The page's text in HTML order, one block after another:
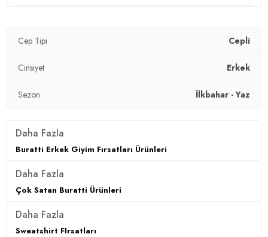
Cep Tipi Cepli
Cinsiyet Erkek
Sezon İlkbahar - Yaz
Daha Fazla
Buratti Erkek Giyim Fırsatları Ürünleri
Daha Fazla
Çok Satan Buratti Ürünleri
Daha Fazla
Sweatshirt FIrsatları